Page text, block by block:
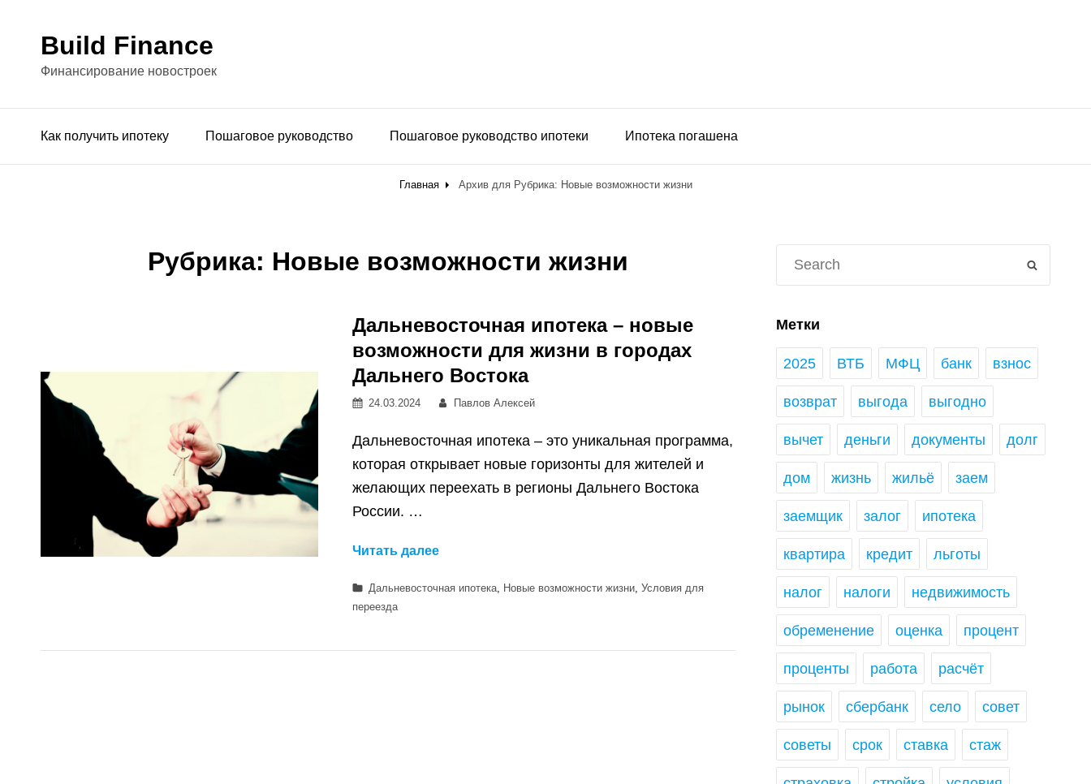
Build Finance
Финансирование новостроек
Как получить ипотеку Пошаговое руководство Пошаговое руководство ипотеки Ипотека погашена
Главная Архив для Рубрика: Новые возможности жизни
Рубрика: Новые возможности жизни
Дальневосточная ипотека – новые
возможности для жизни в городах
Дальнего Востока
Posted
24.03.2024 Автор:
Павлов Алексей
Дальневосточная ипотека – это уникальная программа,
которая открывает новые горизонты для жителей и
желающих переехать в регионы Дальнего Востока
России. …
Читать далееДальневосточная
–
для
Категории
Дальневосточная ипотека, Новые возможности жизни,Условия для
переезда
Метки
2025 ВТБ МФЦ банк взнос
возврат выгода выгодно
вычет деньги документы долг
дом жизнь жильё заем
заемщик залог ипотека
квартира кредит льготы
налог налоги недвижимость
обременение оценка процент
проценты работа расчёт
рынок сбербанк село совет
советы срок ставка стаж